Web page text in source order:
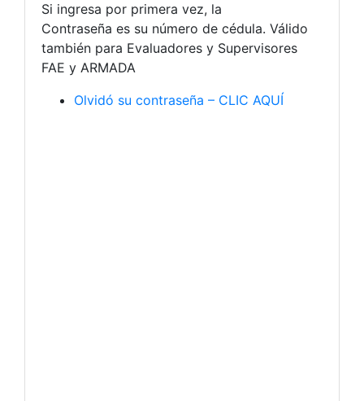
Si ingresa por primera vez, la
Contraseña es su número de cédula. Válido
también para Evaluadores y Supervisores
FAE y ARMADA
Olvidó su contraseña – CLIC AQUÍ